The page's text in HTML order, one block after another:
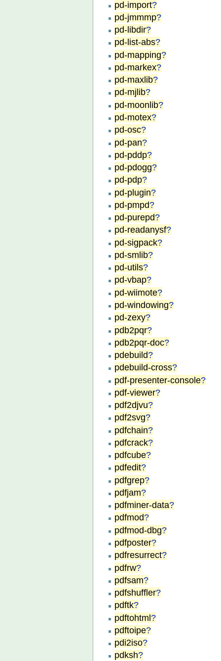
pd-import?
pd-jmmmp?
pd-libdir?
pd-list-abs?
pd-mapping?
pd-markex?
pd-maxlib?
pd-mjlib?
pd-moonlib?
pd-motex?
pd-osc?
pd-pan?
pd-pddp?
pd-pdogg?
pd-pdp?
pd-plugin?
pd-pmpd?
pd-purepd?
pd-readanysf?
pd-sigpack?
pd-smlib?
pd-utils?
pd-vbap?
pd-wiimote?
pd-windowing?
pd-zexy?
pdb2pqr?
pdb2pqr-doc?
pdebuild?
pdebuild-cross?
pdf-presenter-console?
pdf-viewer?
pdf2djvu?
pdf2svg?
pdfchain?
pdfcrack?
pdfcube?
pdfedit?
pdfgrep?
pdfjam?
pdfminer-data?
pdfmod?
pdfmod-dbg?
pdfposter?
pdfresurrect?
pdfrw?
pdfsam?
pdfshuffler?
pdftk?
pdftohtml?
pdftoipe?
pdi2iso?
pdksh?